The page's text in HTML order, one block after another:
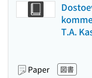
T.A.
Paper 図書